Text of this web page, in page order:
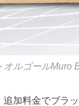
ルゴールMuro
追加料金でブラ